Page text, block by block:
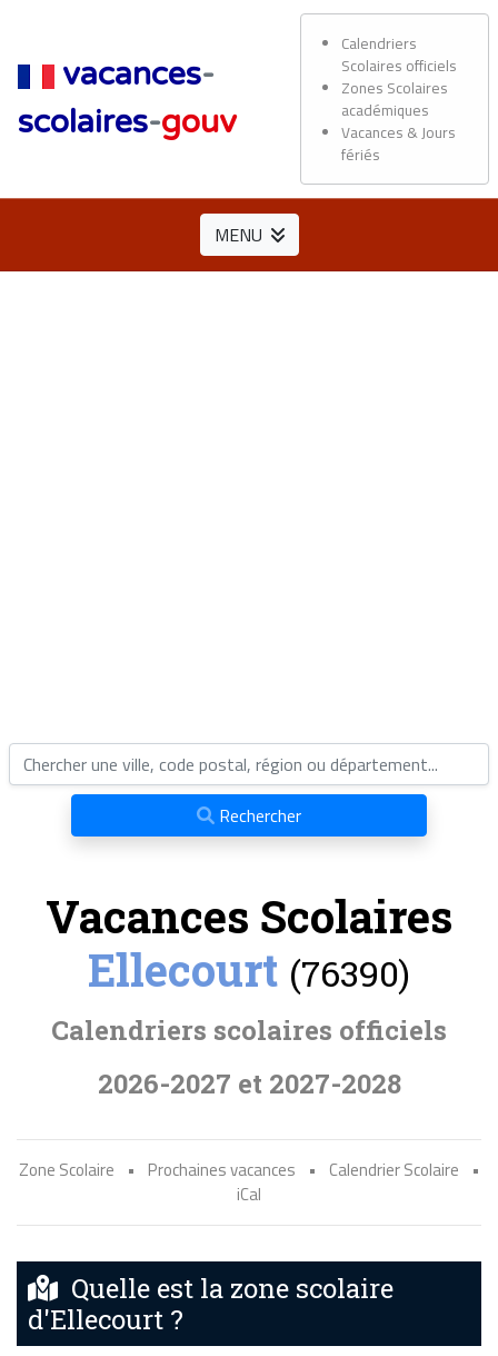
vacances-
scolaires-gouv
Calendriers
Scolaires officiels
Zones Scolaires
académiques
Vacances & Jours
fériés
MENU
Rechercher
Vacances Scolaires
Ellecourt (76390)
Calendriers scolaires officiels
2026-2027 et 2027-2028
Zone Scolaire • Prochaines vacances • Calendrier Scolaire
•
iCal
Quelle est la zone scolaire
d'Ellecourt ?